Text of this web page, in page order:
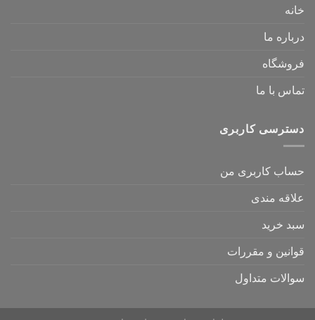
خانه
درباره ما
فروشگاه
تماس با ما
دسترسی کاربری
حساب کاربری من
علاقه مندی
سبد خرید
قوانین و مقررات
سوالات متداول